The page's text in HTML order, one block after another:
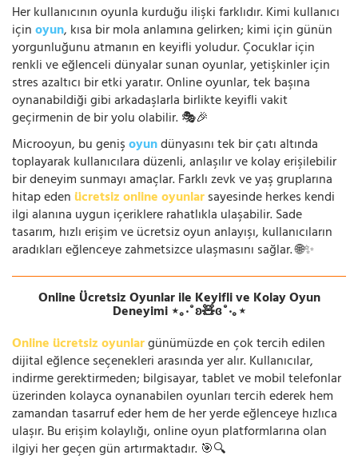
Her kullanıcının oyunla kurduğu ilişki farklıdır. Kimi kullanıcı
içinoyun, kısa bir mola anlamına gelirken; kimi için günün
yorgunluğunu atmanın en keyifli yoludur. Çocuklar için
renkli ve eğlenceli dünyalar sunan oyunlar, yetişkinler için
stres azaltıcı bir etki yaratır. Online oyunlar, tek başına
oynanabildiği gibi arkadaşlarla birlikte keyifli vakit
geçirmenin de bir yolu olabilir. 🎭🎉
Microoyun, bu genişoyundünyasını tek bir çatı altında
toplayarak kullanıcılara düzenli, anlaşılır ve kolay erişilebilir
bir deneyim sunmayı amaçlar. Farklı zevk ve yaş gruplarına
hitap eden ücretsiz online oyunlarsayesinde herkes kendi
ilgi alanına uygun içeriklere rahatlıkla ulaşabilir. Sade
tasarım, hızlı erişim ve ücretsiz oyun anlayışı, kullanıcıların
aradıkları eğlenceye zahmetsizce ulaşmasını sağlar. 🌐✨
Online Ücretsiz Oyunlar ile Keyifli ve Kolay Oyun
Deneyimi ⋆｡‧˚ʚ🧸ɞ˚‧｡⋆
Online ücretsiz oyunlargünümüzde en çok tercih edilen
dijital eğlence seçenekleri arasında yer alır. Kullanıcılar,
indirme gerektirmeden; bilgisayar, tablet ve mobil telefonlar
üzerinden kolayca oynanabilen oyunları tercih ederek hem
zamandan tasarruf eder hem de her yerde eğlenceye hızlıca
ulaşır. Bu erişim kolaylığı, online oyun platformlarına olan
ilgiyi her geçen gün artırmaktadır. 🎯🔍